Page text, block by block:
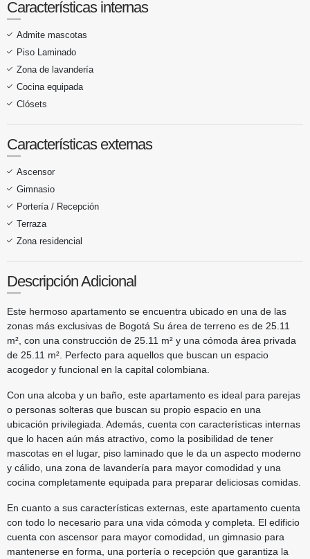
Características internas
Admite mascotas
Piso Laminado
Zona de lavandería
Cocina equipada
Clósets
Características externas
Ascensor
Gimnasio
Portería / Recepción
Terraza
Zona residencial
Descripción Adicional
Este hermoso apartamento se encuentra ubicado en una de las
zonas más exclusivas de Bogotá Su área de terreno es de 25.11
m², con una construcción de 25.11 m² y una cómoda área privada
de 25.11 m². Perfecto para aquellos que buscan un espacio
acogedor y funcional en la capital colombiana.
Con una alcoba y un baño, este apartamento es ideal para parejas
o personas solteras que buscan su propio espacio en una
ubicación privilegiada. Además, cuenta con características internas
que lo hacen aún más atractivo, como la posibilidad de tener
mascotas en el lugar, piso laminado que le da un aspecto moderno
y cálido, una zona de lavandería para mayor comodidad y una
cocina completamente equipada para preparar deliciosas comidas.
En cuanto a sus características externas, este apartamento cuenta
con todo lo necesario para una vida cómoda y completa. El edificio
cuenta con ascensor para mayor comodidad, un gimnasio para
mantenerse en forma, una portería o recepción que garantiza la